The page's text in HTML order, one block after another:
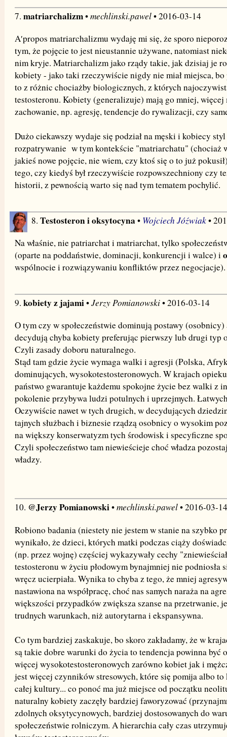
7. matriarchalizm•mechlinski.pawel• 2016-03-14
A′propos matriarchalizmu wydaję mi się, że sporo
tym, że pojęcie to jest nieustannie używane, natomiast
nim kryje. Matriarchalizm jako rządy takie, jak dzisiaj je
kobiety - jako taki rzeczywiście nigdy nie miał miejsca,
to z różnic chociażby biologicznych, z których
testosteronu. Kobiety (generalizuje) mają go mniej, więcej
zachowanie, np. agresję, tendencje do rywalizacji, czy
Dużo ciekawszy wydaje się podział na męski i kobiecy
rozpatrywanie w tym kontekście "matriarchatu" (chociaż
jakieś nowe pojęcie, nie wiem, czy ktoś się o to już
tego, czy kiedyś był rzeczywiście rozpowszechniony czy
historii, z pewnością warto się nad tym tematem pochylić.
8. Testosteron i oksytocyna • Wojciech Jóźwiak•
Na właśnie, nie patriarchat i matriarchat, tylko
(oparte na poddaństwie, dominacji, konkurencji i walce) i
wspólnocie i rozwiązywaniu konfliktów przez negocjacje).
9. kobiety z jajami•Jerzy Pomianowski• 2016-03-14
O tym czy w społeczeństwie dominują postawy
decydują chyba kobiety preferując pierwszy lub drugi typ
Czyli zasady doboru naturalnego.
Stąd tam gdzie życie wymaga walki i agresji (Polska,
dominujących, wysokotestosteronowych. W krajach
państwo gwarantuje każdemu spokojne życie bez walki z
pokolenie przybywa ludzi potulnych i uprzejmych.
Oczywiście nawet w tych drugich, w decydujących
tajnych służbach i biznesie rządzą osobnicy o wysokim
na większy konserwatyzm tych środowisk i specyficzne
Czyli społeczeństwo tam niewieścieje choć władza
władzy.
10. @Jerzy Pomianowski•mechlinski.pawel• 2016-03-14
Robiono badania (niestety nie jestem w stanie na szybko
wynikało, że dzieci, których matki podczas ciąży
(np. przez wojnę) częściej wykazywały cechy
testosteronu w życiu płodowym bynajmniej nie podniosła
wręcz ucierpiała. Wynika to chyba z tego, że mniej
nastawiona na współpracę, choć nas samych naraża na
większości przypadków zwiększa szanse na przetrwanie,
trudnych warunkach, niż autorytarna i ekspansywna.
Co tym bardziej zaskakuje, bo skoro zakładamy, że w
są takie dobre warunki do życia to tendencja powinna być
więcej wysokotestosteronowych zarówno kobiet jak i
jest więcej czynników stresowych, które się pomija albo to
całej kultury... co ponoć ma już miejsce od początku
naturalny kobiety zaczęły bardziej faworyzować
zdolnych oksytycynowych, bardziej dostosowanych do
społeczeństwie rolniczym. A hierarchia cały czas